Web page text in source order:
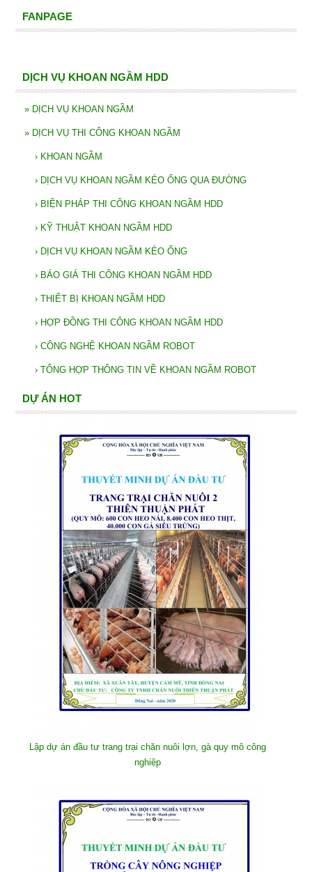
FANPAGE
DỊCH VỤ KHOAN NGẦM HDD
» DỊCH VỤ KHOAN NGẦM
» DỊCH VỤ THI CÔNG KHOAN NGẦM
› KHOAN NGẦM
› DỊCH VỤ KHOAN NGẦM KÉO ỐNG QUA ĐƯỜNG
› BIỆN PHÁP THI CÔNG KHOAN NGẦM HDD
› KỸ THUẬT KHOAN NGẦM HDD
› DỊCH VỤ KHOAN NGẦM KÉO ỐNG
› BÁO GIÁ THI CÔNG KHOAN NGẦM HDD
› THIẾT BỊ KHOAN NGẦM HDD
› HỢP ĐỒNG THI CÔNG KHOAN NGẦM HDD
› CÔNG NGHỆ KHOAN NGẦM ROBOT
› TỔNG HỢP THÔNG TIN VỀ KHOAN NGẦM ROBOT
DỰ ÁN HOT
Lập dự án đầu tư trang trại chăn nuôi lợn, gà quy mô công
nghiệp